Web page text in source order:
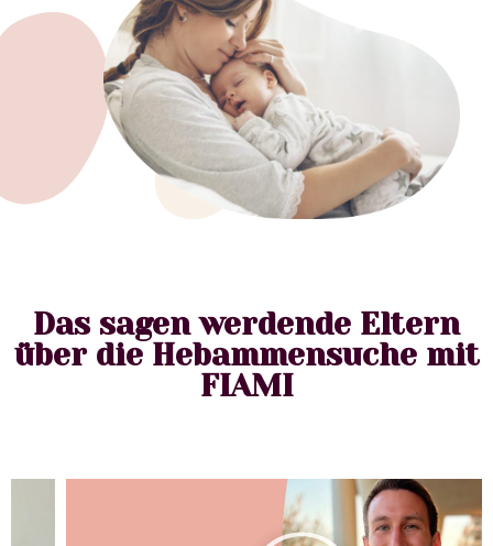
Das sagen werdende Eltern
über die Hebammensuche mit
FIAMI